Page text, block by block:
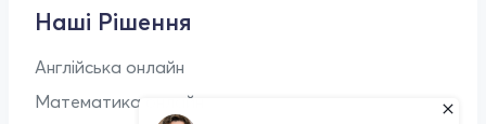
Наші Рішення
Англійська онлайн
Математика онлайн